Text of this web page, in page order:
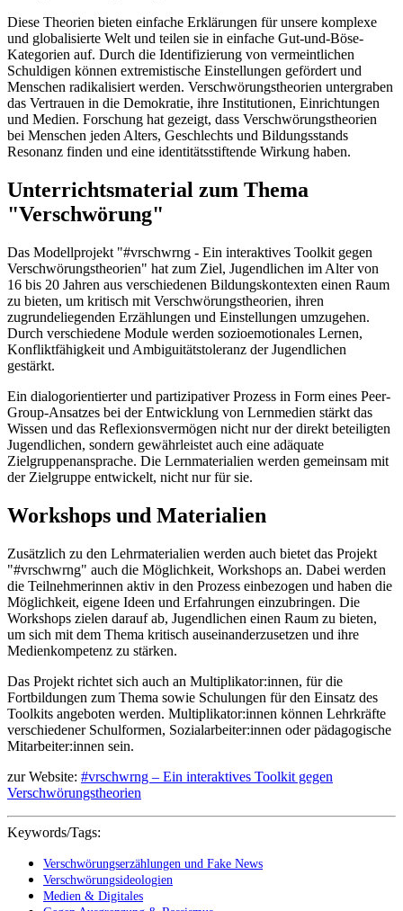
Diese Theorien bieten einfache Erklärungen für unsere komplexe
und globalisierte Welt und teilen sie in einfache Gut-und-Böse-
Kategorien auf. Durch die Identifizierung von vermeintlichen
Schuldigen können extremistische Einstellungen gefördert und
Menschen radikalisiert werden. Verschwörungstheorien untergraben
das Vertrauen in die Demokratie, ihre Institutionen, Einrichtungen
und Medien. Forschung hat gezeigt, dass Verschwörungstheorien
bei Menschen jeden Alters, Geschlechts und Bildungsstands
Resonanz finden und eine identitätsstiftende Wirkung haben.
Unterrichtsmaterial zum Thema
"Verschwörung"
Das Modellprojekt "#vrschwrng - Ein interaktives Toolkit gegen
Verschwörungstheorien" hat zum Ziel, Jugendlichen im Alter von
16 bis 20 Jahren aus verschiedenen Bildungskontexten einen Raum
zu bieten, um kritisch mit Verschwörungstheorien, ihren
zugrundeliegenden Erzählungen und Einstellungen umzugehen.
Durch verschiedene Module werden sozioemotionales Lernen,
Konfliktfähigkeit und Ambiguitätstoleranz der Jugendlichen
gestärkt.
Ein dialogorientierter und partizipativer Prozess in Form eines Peer-
Group-Ansatzes bei der Entwicklung von Lernmedien stärkt das
Wissen und das Reflexionsvermögen nicht nur der direkt beteiligten
Jugendlichen, sondern gewährleistet auch eine adäquate
Zielgruppenansprache. Die Lernmaterialien werden gemeinsam mit
der Zielgruppe entwickelt, nicht nur für sie.
Workshops und Materialien
Zusätzlich zu den Lehrmaterialien werden auch bietet das Projekt
"#vrschwrng" auch die Möglichkeit, Workshops an. Dabei werden
die Teilnehmerinnen aktiv in den Prozess einbezogen und haben die
Möglichkeit, eigene Ideen und Erfahrungen einzubringen. Die
Workshops zielen darauf ab, Jugendlichen einen Raum zu bieten,
um sich mit dem Thema kritisch auseinanderzusetzen und ihre
Medienkompetenz zu stärken.
Das Projekt richtet sich auch an Multiplikator:innen, für die
Fortbildungen zum Thema sowie Schulungen für den Einsatz des
Toolkits angeboten werden. Multiplikator:innen können Lehrkräfte
verschiedener Schulformen, Sozialarbeiter:innen oder pädagogische
Mitarbeiter:innen sein.
zur Website: #vrschwrng – Ein interaktives Toolkit gegen
Verschwörungstheorien
Keywords/Tags:
Verschwörungserzählungen und Fake News
Verschwörungsideologien
Medien & Digitales